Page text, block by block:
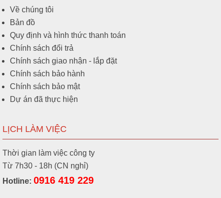
Về chúng tôi
Bản đồ
Quy định và hình thức thanh toán
Chính sách đổi trả
Chính sách giao nhận - lắp đặt
Chính sách bảo hành
Chính sách bảo mật
Dự án đã thực hiện
LỊCH LÀM VIỆC
Thời gian làm việc công ty
Từ 7h30 - 18h (CN nghỉ)
Hotline: 0916 419 229